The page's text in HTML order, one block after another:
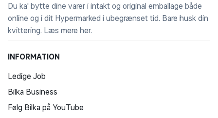
Du ka' bytte dine varer i intakt og original emballage både
online og i dit Hypermarked i ubegrænset tid. Bare husk din
kvittering. Læs mere her.
INFORMATION
Ledige Job
Bilka Business
Følg Bilka på YouTube